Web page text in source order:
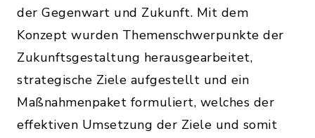
der Gegenwart und Zukunft. Mit dem
Konzept wurden Themenschwerpunkte der
Zukunftsgestaltung herausgearbeitet,
strategische Ziele aufgestellt und ein
Maßnahmenpaket formuliert, welches der
effektiven Umsetzung der Ziele und somit